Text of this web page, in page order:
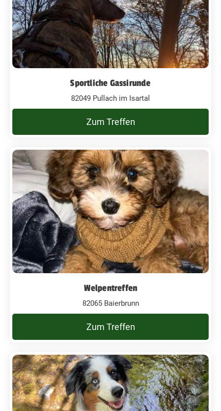
Sportliche Gassirunde
82049 Pullach im Isartal
Zum Treffen
Welpentreffen
82065 Baierbrunn
Zum Treffen